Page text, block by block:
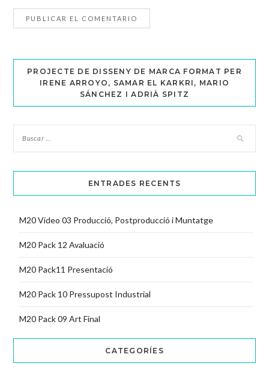
PROJECTE DE DISSENY DE MARCA FORMAT PER
IRENE ARROYO, SAMAR EL KARKRI, MARIO
SÁNCHEZ I ADRIÀ SPITZ
ENTRADES RECENTS
M20 Vídeo 03 Producció, Postproducció i Muntatge
M20 Pack 12 Avaluació
M20 Pack11 Presentació
M20 Pack 10 Pressupost Industrial
M20 Pack 09 Art Final
CATEGORÍES